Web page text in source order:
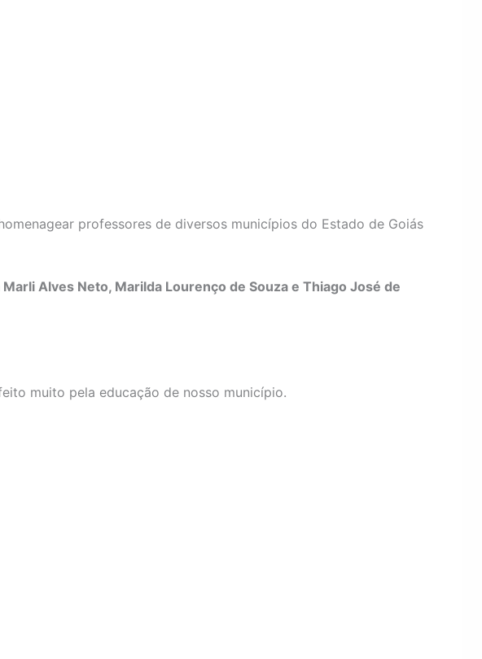
professores de diversos municípios do Estado de Goiás
Marli Alves Neto, Marilda Lourenço de Souza e Thiago José de
muito pela educação de nosso município.